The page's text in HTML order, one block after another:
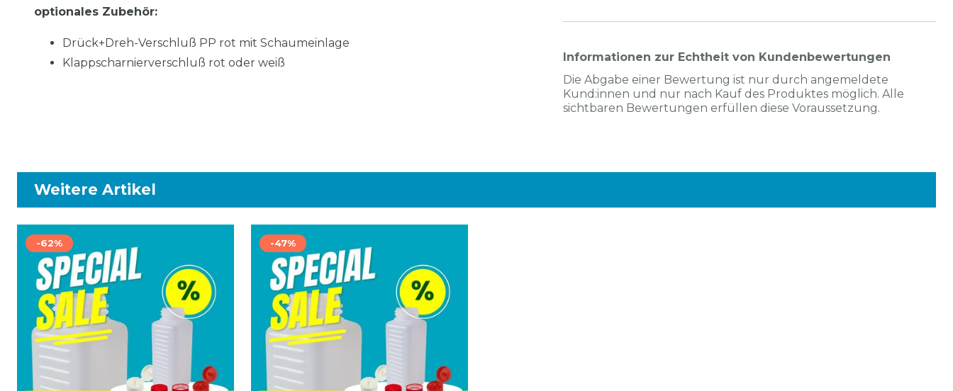
optionales Zubehör:
Drück+Dreh-Verschluß PP rot mit Schaumeinlage
Klappscharnierverschluß rot oder weiß
Informationen zur Echtheit von Kundenbewertungen
Die Abgabe einer Bewertung ist nur durch angemeldete
Kund:innen und nur nach Kauf des Produktes möglich. Alle
sichtbaren Bewertungen erfüllen diese Voraussetzung.
Weitere Artikel
-62% -47%